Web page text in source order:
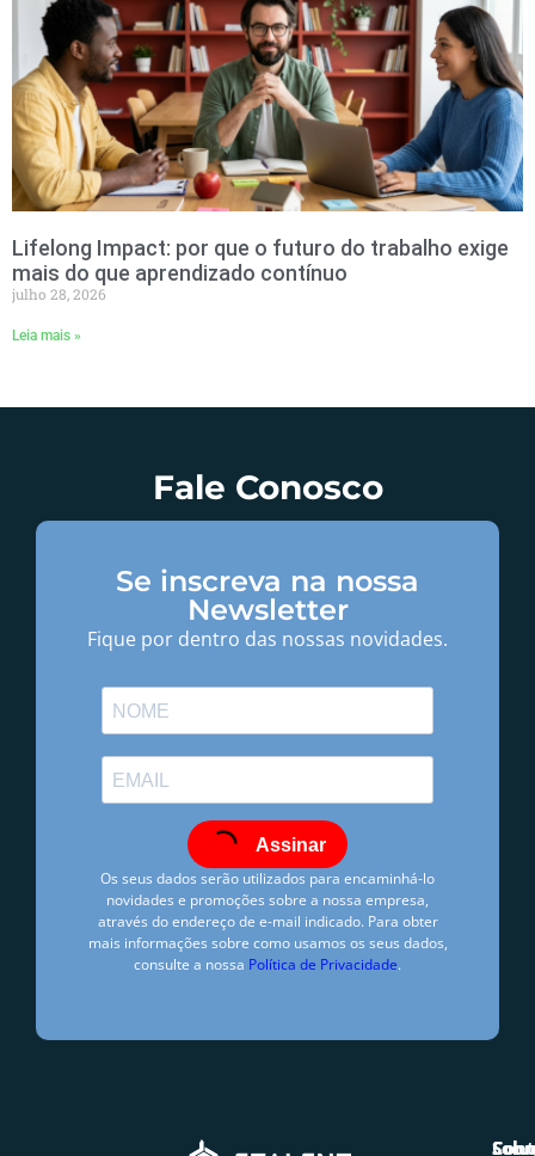
Lifelong Impact: por que o futuro do trabalho exige
mais do que aprendizado contínuo
julho 28, 2026
Leia mais »
Fale Conosco
Se inscreva na nossa
Newsletter
Fique por dentro das nossas novidades.
Assinar
Os seus dados serão utilizados para encaminhá-lo
novidades e promoções sobre a nossa empresa,
através do endereço de e-mail indicado. Para obter
mais informações sobre como usamos os seus dados,
consulte a nossa Política de Privacidade.